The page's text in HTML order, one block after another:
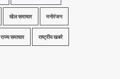
खेल समाचार मनोरंजन
राज्य समाचार राष्ट्रीय खबरे